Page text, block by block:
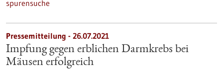
spurensuche
Pressemitteilung - 26.07.2021
Impfung gegen erblichen Darmkrebs bei
Mäusen erfolgreich